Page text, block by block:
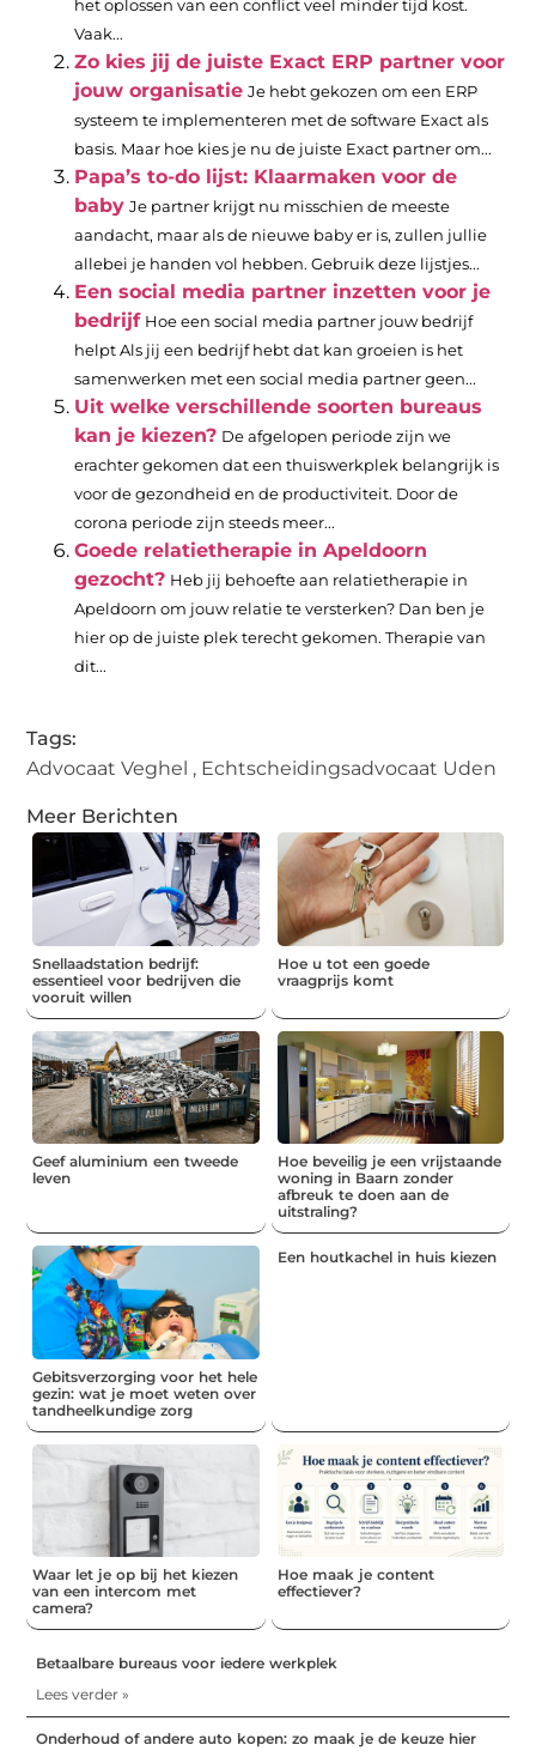
het oplossen van een conflict veel minder tijd kost.
Vaak...
Zo kies jij de juiste Exact ERP partner voor
jouw organisatie Je hebt gekozen om een ERP
systeem te implementeren met de software Exact als
basis. Maar hoe kies je nu de juiste Exact partner om...
Papa’s to-do lijst: Klaarmaken voor de
baby Je partner krijgt nu misschien de meeste
aandacht, maar als de nieuwe baby er is, zullen jullie
allebei je handen vol hebben. Gebruik deze lijstjes...
Een social media partner inzetten voor je
bedrijf Hoe een social media partner jouw bedrijf
helpt Als jij een bedrijf hebt dat kan groeien is het
samenwerken met een social media partner geen...
Uit welke verschillende soorten bureaus
kan je kiezen? De afgelopen periode zijn we
erachter gekomen dat een thuiswerkplek belangrijk is
voor de gezondheid en de productiviteit. Door de
corona periode zijn steeds meer...
Goede relatietherapie in Apeldoorn
gezocht? Heb jij behoefte aan relatietherapie in
Apeldoorn om jouw relatie te versterken? Dan ben je
hier op de juiste plek terecht gekomen. Therapie van
dit...
Tags:
Advocaat Veghel , Echtscheidingsadvocaat Uden
Meer Berichten
Snellaadstation bedrijf:
essentieel voor bedrijven die
vooruit willen
Hoe u tot een goede
vraagprijs komt
Geef aluminium een tweede
leven
Hoe beveilig je een vrijstaande
woning in Baarn zonder
afbreuk te doen aan de
uitstraling?
Gebitsverzorging voor het hele
gezin: wat je moet weten over
tandheelkundige zorg
Een houtkachel in huis kiezen
Waar let je op bij het kiezen
van een intercom met
camera?
Hoe maak je content
effectiever?
Betaalbare bureaus voor iedere werkplek
Lees verder »
Onderhoud of andere auto kopen: zo maak je de keuze hier